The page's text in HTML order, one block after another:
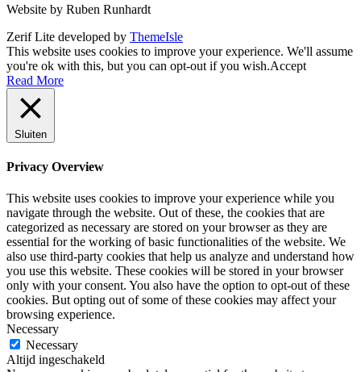
Website by Ruben Runhardt
Zerif Lite developed by ThemeIsle
This website uses cookies to improve your experience. We'll assume
you're ok with this, but you can opt-out if you wish.Accept
Read More
Sluiten
Privacy Overview
This website uses cookies to improve your experience while you
navigate through the website. Out of these, the cookies that are
categorized as necessary are stored on your browser as they are
essential for the working of basic functionalities of the website. We
also use third-party cookies that help us analyze and understand how
you use this website. These cookies will be stored in your browser
only with your consent. You also have the option to opt-out of these
cookies. But opting out of some of these cookies may affect your
browsing experience.
Necessary
Necessary
Altijd ingeschakeld